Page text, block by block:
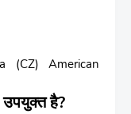
(CZ) American
उपयुक्त है?